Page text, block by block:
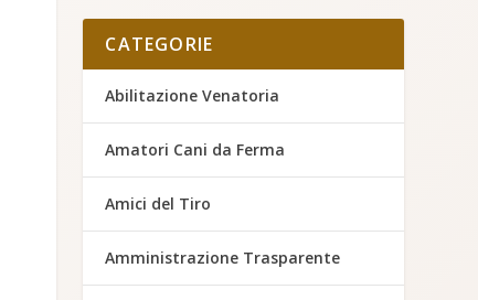
CATEGORIE
Abilitazione Venatoria
Amatori Cani da Ferma
Amici del Tiro
Amministrazione Trasparente